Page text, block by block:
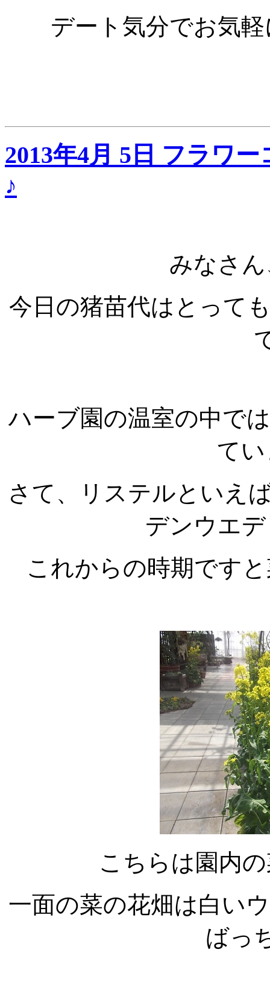
デート気分でお気
2013年4月 5日 フラワ
♪
みなさ
今日の猪苗代はとって
ハーブ園の温室の中で
て
さて、リステルといえ
デンウエ
これからの時期です
こちらは園内
一面の菜の花畑は白い
ばっ